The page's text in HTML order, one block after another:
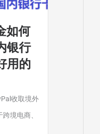
如何
银行
用的
收取境外
境电商、